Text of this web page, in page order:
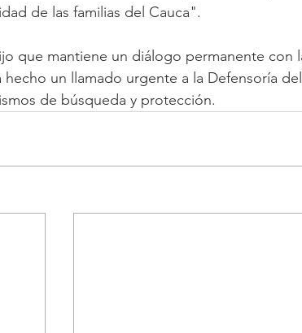
de las familias del Cauca".
que mantiene un diálogo permanente con
un llamado urgente a la Defensoría
de búsqueda y protección.